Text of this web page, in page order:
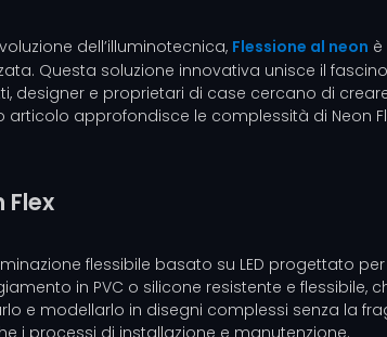
dell’illuminotecnica, Flessione al neon
Questa soluzione innovativa unisce il
designer e proprietari di case cercano di
approfondisce le complessità di Neon
Flex
flessibile basato su LED progettato
in PVC o silicone resistente e
e modellarlo in disegni complessi senza la
i processi di installazione e manutenzione.